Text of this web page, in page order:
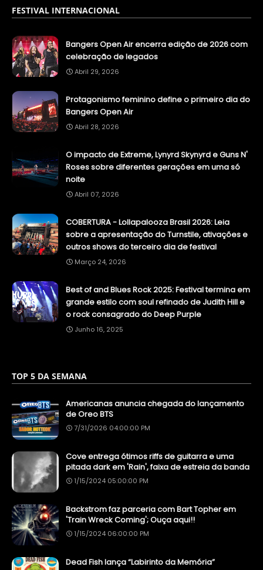
FESTIVAL INTERNACIONAL
Bangers Open Air encerra edição de 2026 com
celebração de legados
Abril 29, 2026
Protagonismo feminino define o primeiro dia do
Bangers Open Air
Abril 28, 2026
O impacto de Extreme, Lynyrd Skynyrd e Guns N'
Roses sobre diferentes gerações em uma só
noite
Abril 07, 2026
COBERTURA - Lollapalooza Brasil 2026: Leia
sobre a apresentação do Turnstile, ativações e
outros shows do terceiro dia de festival
Março 24, 2026
Best of and Blues Rock 2025: Festival termina em
grande estilo com soul refinado de Judith Hill e
o rock consagrado do Deep Purple
Junho 16, 2025
TOP 5 DA SEMANA
Americanas anuncia chegada do lançamento
de Oreo BTS
7/31/2026 04:00:00 PM
Cove entrega ótimos riffs de guitarra e uma
pitada dark em 'Rain', faixa de estreia da banda
1/15/2024 05:00:00 PM
Backstrom faz parceria com Bart Topher em
'Train Wreck Coming'; Ouça aqui!!
1/15/2024 06:00:00 PM
Dead Fish lança “Labirinto da Memória”